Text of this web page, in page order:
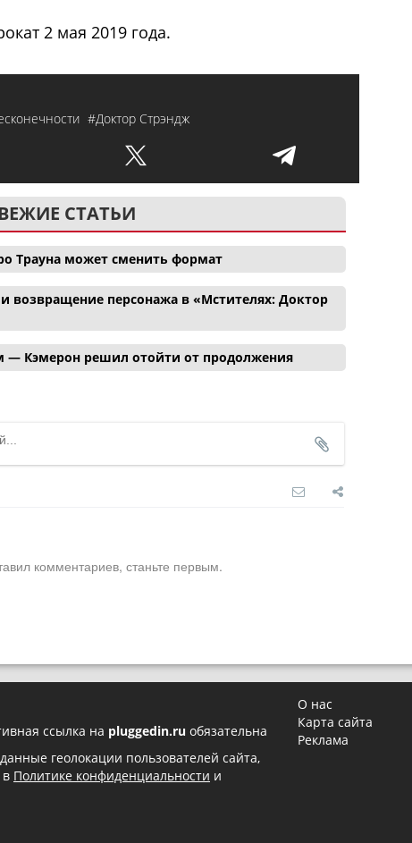
2 мая 2019 года.
#Доктор Стрэндж
СТАТЬИ
Трауна может сменить формат
возвращение персонажа в «Мстителях: Доктор
— Кэмерон решил отойти от продолжения
комментариев, станьте первым.
ссылка на pluggedin.ru обязательна
геолокации пользователей сайта,
Политике конфиденциальности и
О нас
Карта сайта
Реклама